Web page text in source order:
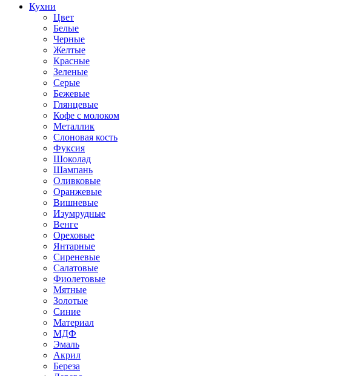
Кухни
Цвет
Белые
Черные
Желтые
Красные
Зеленые
Серые
Бежевые
Глянцевые
Кофе с молоком
Металлик
Слоновая кость
Фуксия
Шоколад
Шампань
Оливковые
Оранжевые
Вишневые
Изумрудные
Венге
Ореховые
Янтарные
Сиреневые
Салатовые
Фиолетовые
Мятные
Золотые
Синие
Материал
МДФ
Эмаль
Акрил
Береза